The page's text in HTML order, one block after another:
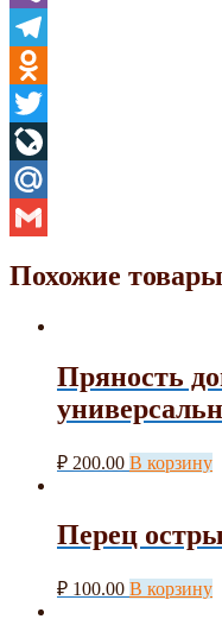
Viber
Telegram
Odnoklassniki
Twitter
LiveJournal
Mail.Ru
Похожие товары
Пряность
₽ 200.00 В корзину
Перец
₽ 100.00 В корзину